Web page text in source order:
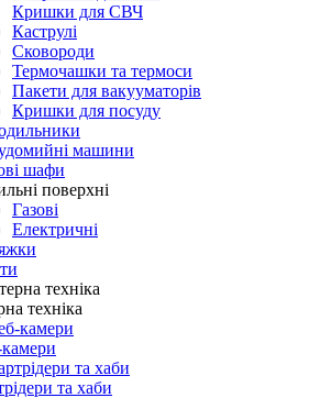
Кришки для СВЧ
Каструлі
Сковороди
Термочашки та термоси
Пакети для вакууматорів
Кришки для посуду
машини
шафи
поверхні
Газові
Електричні
техніка
та хаби